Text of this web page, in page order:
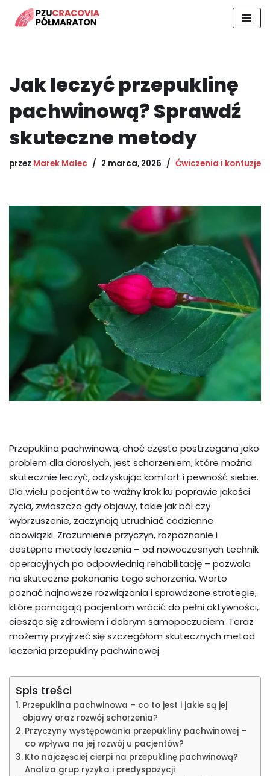
Jak leczyć przepuklinę
pachwinową? Sprawdź
skuteczne metody
przez Marek Malec 2 marca, 2026 Ćwiczenia i kontuzje
Przepuklina pachwinowa, choć często postrzegana jako
problem dla dorosłych, jest schorzeniem, które można
skutecznie leczyć, odzyskując komfort i pewność siebie.
Dla wielu pacjentów to ważny krok ku poprawie jakości
życia, zwłaszcza gdy objawy, takie jak ból czy
wybrzuszenie, zaczynają utrudniać codzienne
obowiązki. Zrozumienie przyczyn, rozpoznanie i
dostępne metody leczenia – od nowoczesnych technik
operacyjnych po odpowiednią rehabilitację – pozwala
na skuteczne pokonanie tego schorzenia. Warto
poznać najnowsze rozwiązania i sprawdzone strategie,
które pomagają pacjentom wrócić do pełni aktywności,
ciesząc się zdrowiem i dobrym samopoczuciem. Teraz
możemy przyjrzeć się szczegółom skutecznych metod
leczenia przepukliny pachwinowej.
Spis treści
Przepuklina pachwinowa – co to jest i jakie są jej
objawy oraz rozwój schorzenia?
Przyczyny występowania przepukliny pachwinowej –
co wpływa na jej rozwój u pacjentów?
Kto najczęściej cierpi na przepuklinę pachwinową?
Analiza grup ryzyka i predyspozycji